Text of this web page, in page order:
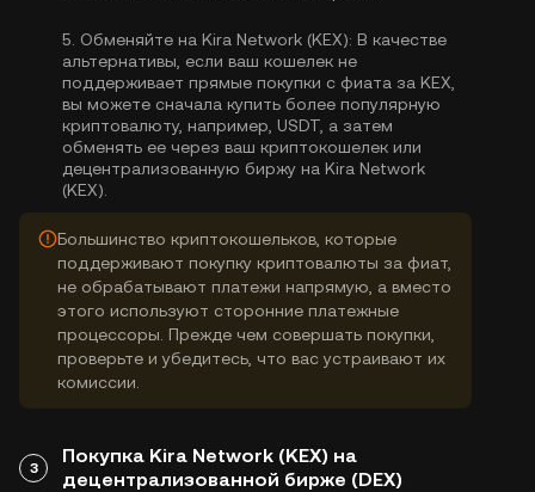
5. Обменяйте на Kira Network (KEX): В качестве
альтернативы, если ваш кошелек не
поддерживает прямые покупки с фиата за KEX,
вы можете сначала купить более популярную
криптовалюту, например, USDT, а затем
обменять ее через ваш криптокошелек или
децентрализованную биржу на Kira Network
(KEX).
Большинство криптокошельков, которые
поддерживают покупку криптовалюты за фиат,
не обрабатывают платежи напрямую, а вместо
этого используют сторонние платежные
процессоры. Прежде чем совершать покупки,
проверьте и убедитесь, что вас устраивают их
комиссии.
3
Покупка Kira Network (KEX) на
децентрализованной бирже (DEX)